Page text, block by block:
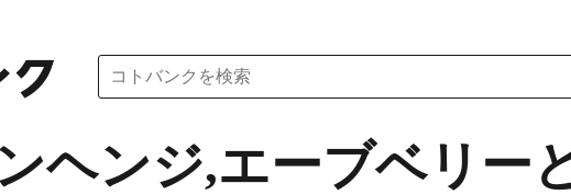
ヘンジ,エーブベリー